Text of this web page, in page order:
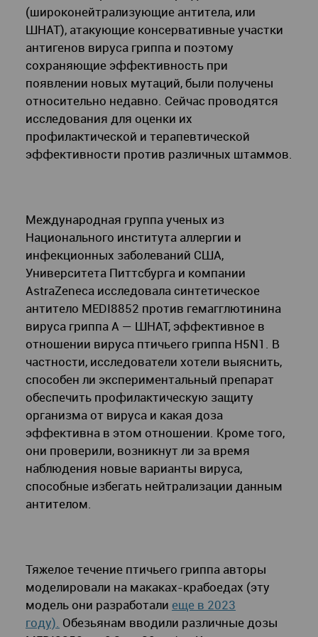
(широконейтрализующие антитела, или
ШНАТ), атакующие консервативные участки
антигенов вируса гриппа и поэтому
сохраняющие эффективность при
появлении новых мутаций, были получены
относительно недавно. Сейчас проводятся
исследования для оценки их
профилактической и терапевтической
эффективности против различных штаммов.
Международная группа ученых из
Национального института аллергии и
инфекционных заболеваний США,
Университета Питтсбурга и компании
AstraZeneca исследовала синтетическое
антитело MEDI8852 против гемагглютинина
вируса гриппа А — ШНАТ, эффективное в
отношении вируса птичьего гриппа H5N1. В
частности, исследователи хотели выяснить,
способен ли экспериментальный препарат
обеспечить профилактическую защиту
организма от вируса и какая доза
эффективна в этом отношении. Кроме того,
они проверили, возникнут ли за время
наблюдения новые варианты вируса,
способные избегать нейтрализации данным
антителом.
Тяжелое течение птичьего гриппа авторы
моделировали на макаках-крабоедах (эту
модель они разработали еще в 2023
году). Обезьянам вводили различные дозы